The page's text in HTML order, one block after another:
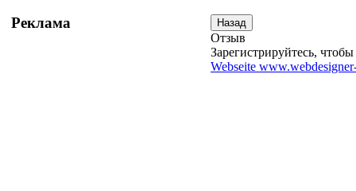
Реклама
Отзыв
Зарегистрируйтесь, чтобы
Webseite